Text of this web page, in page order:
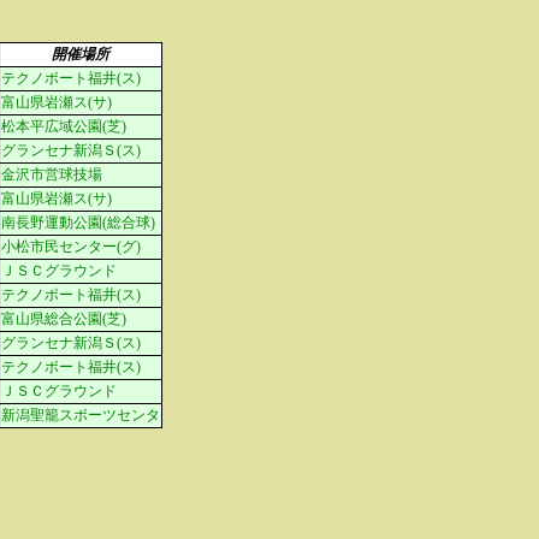
開催場所
テクノポート福井(ス)
富山県岩瀬ス(サ)
松本平広域公園(芝)
グランセナ新潟Ｓ(ス)
金沢市営球技場
富山県岩瀬ス(サ)
南長野運動公園(総合球)
小松市民センター(グ)
ＪＳＣグラウンド
テクノポート福井(ス)
富山県総合公園(芝)
グランセナ新潟Ｓ(ス)
テクノポート福井(ス)
ＪＳＣグラウンド
新潟聖籠スポーツセンタ